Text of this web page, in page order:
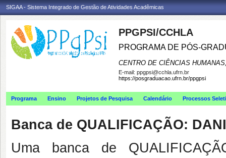
SIGAA - Sistema Integrado de Gestão de Atividades Acadêmicas
PPGPSI/CCHLA
PROGRAMA DE PÓS-
CENTRO DE CIÊNCIAS
E-mail: ppgpsi@cchla.ufrn.br
https://posgraduacao.ufrn.br/ppgpsi
Programa Ensino Projetos de Pesquisa Calendário Processos
Banca de QUALIFICAÇÃO:
Uma banca de